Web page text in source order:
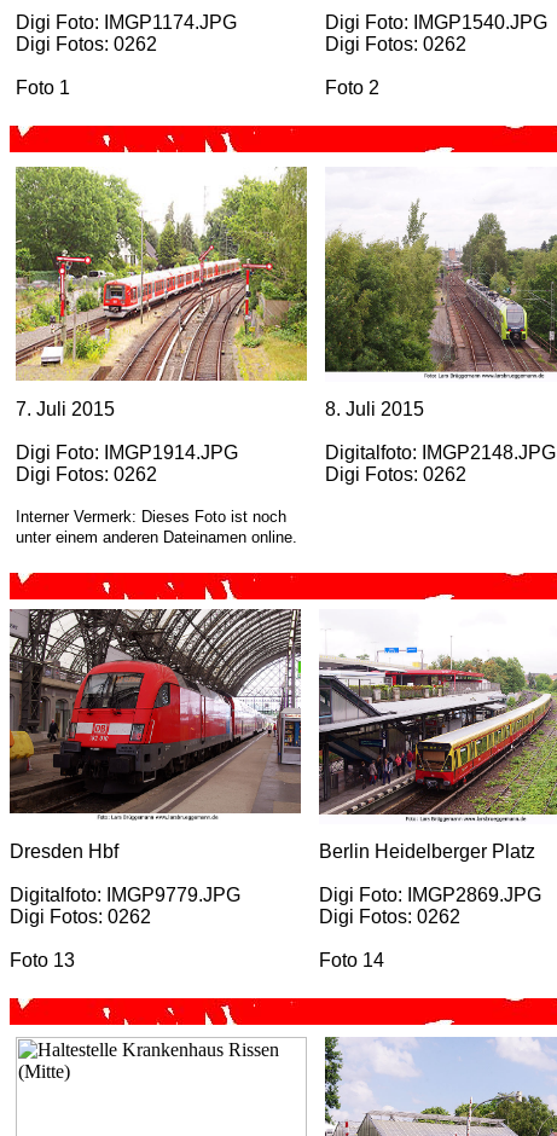
Digi Foto: IMGP1174.JPG
Digi Fotos: 0262
Foto 1
Digi Foto: IMGP1540.JPG
Digi Fotos: 0262
Foto 2
7. Juli 2015
Digi Foto: IMGP1914.JPG
Digi Fotos: 0262
Interner Vermerk: Dieses Foto ist noch
unter einem anderen Dateinamen online.
8. Juli 2015
Digitalfoto: IMGP2148.JPG
Digi Fotos: 0262
Dresden Hbf
Digitalfoto: IMGP9779.JPG
Digi Fotos: 0262
Foto 13
Berlin Heidelberger Platz
Digi Foto: IMGP2869.JPG
Digi Fotos: 0262
Foto 14